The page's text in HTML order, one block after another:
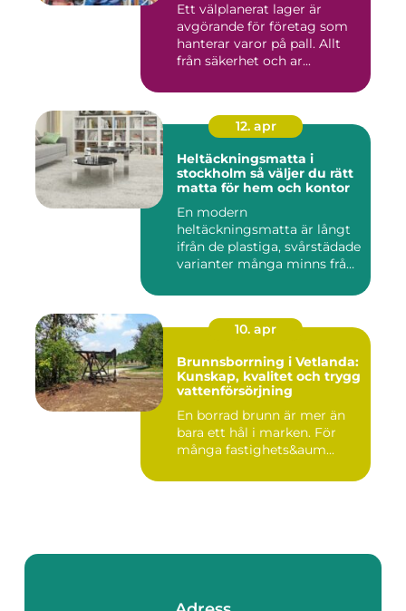
Ett välplanerat lager är
avgörande för företag som
hanterar varor på pall. Allt
från säkerhet och ar...
12. apr
Heltäckningsmatta i
stockholm så väljer du rätt
matta för hem och kontor
En modern
heltäckningsmatta är långt
ifrån de plastiga, svårstädade
varianter många minns från
10. apr
Brunnsborrning i Vetlanda:
Kunskap, kvalitet och trygg
vattenförsörjning
En borrad brunn är mer än
bara ett hål i marken. För
många fastighets&aum...